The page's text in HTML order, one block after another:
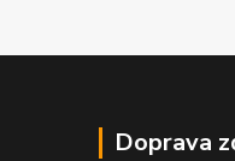
Doprava